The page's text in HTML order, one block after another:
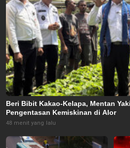
Beri Bibit Kakao-Kelapa, Mentan
Pengentasan Kemiskinan di Alor
48 menit yang lalu